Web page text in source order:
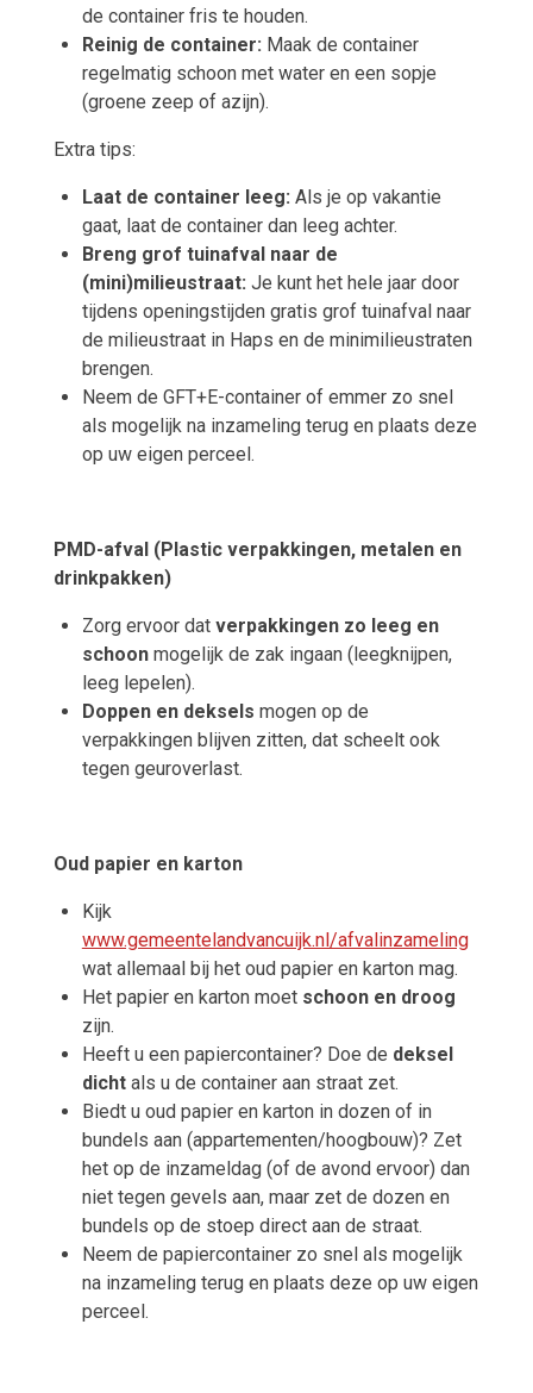
de container fris te houden.
Reinig de container: Maak de container
regelmatig schoon met water en een sopje
(groene zeep of azijn).
Extra tips:
Laat de container leeg: Als je op vakantie
gaat, laat de container dan leeg achter.
Breng grof tuinafval naar de
(mini)milieustraat: Je kunt het hele jaar door
tijdens openingstijden gratis grof tuinafval naar
de milieustraat in Haps en de minimilieustraten
brengen.
Neem de GFT+E-container of emmer zo snel
als mogelijk na inzameling terug en plaats deze
op uw eigen perceel.
PMD-afval (Plastic verpakkingen, metalen en
drinkpakken)
Zorg ervoor dat verpakkingen zo leeg en
schoonmogelijk de zak ingaan (leegknijpen,
leeg lepelen).
Doppen en deksels mogen op de
verpakkingen blijven zitten, dat scheelt ook
tegen geuroverlast.
Oud papier en karton
Kijk
www.gemeentelandvancuijk.nl/afvalinzameling
wat allemaal bij het oud papier en karton mag.
Het papier en karton moet schoon en droog
zijn.
Heeft u een papiercontainer? Doe de deksel
dichtals u de container aan straat zet.
Biedt u oud papier en karton in dozen of in
bundels aan (appartementen/hoogbouw)? Zet
het op de inzameldag (of de avond ervoor) dan
niet tegen gevels aan, maar zet de dozen en
bundels op de stoep direct aan de straat.
Neem de papiercontainer zo snel als mogelijk
na inzameling terug en plaats deze op uw eigen
perceel.